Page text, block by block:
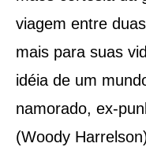
viagem entre
mais para suas
idéia de um
namorado, ex-
(Woody